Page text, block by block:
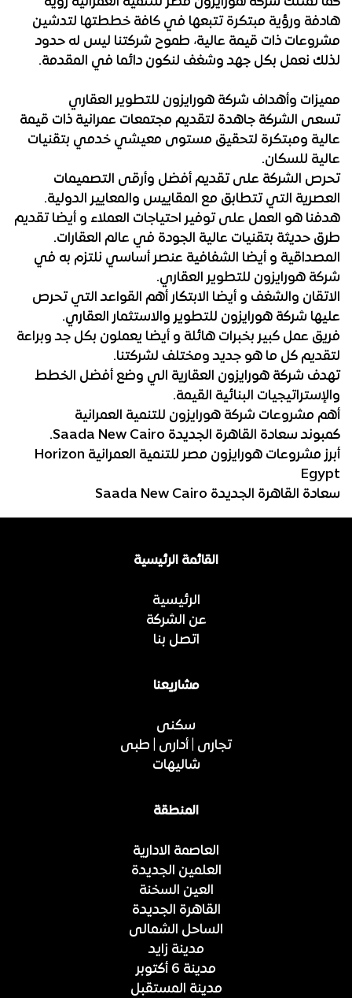
هادفة ورؤية مبتكرة تتبعها في كافة خططتها لتدشين
مشروعات ذات قيمة عالية، طموح شركتنا ليس له حدود
لذلك نعمل بكل جهد وشغف لنكون دائما في المقدمة.
مميزات وأهداف شركة هورايزون للتطوير العقاري
تسعى الشركة جاهدة لتقديم مجتمعات عمرانية ذات قيمة
عالية ومبتكرة لتحقيق مستوى معيشي خدمي بتقنيات
عالية للسكان.
تحرص الشركة على تقديم أفضل وأرقى التصميمات
العصرية التي تتطابق مع المقاييس والمعايير الدولية.
هدفنا هو العمل على توفير احتياجات العملاء و أيضا تقديم
طرق حديثة بتقنيات عالية الجودة في عالم العقارات.
المصداقية و أيضا الشفافية عنصر أساسي نلتزم به في
شركة هورايزون للتطوير العقاري.
الاتقان والشغف و أيضا الابتكار أهم القواعد التي تحرص
عليها شركة هورايزون للتطوير والاستثمار العقاري.
فريق عمل كبير بخبرات هائلة و أيضا يعملون بكل جد وبراعة
لتقديم كل ما هو جديد ومختلف لشركتنا.
تهدف شركة هورايزون العقارية الي وضع أفضل الخطط
والإستراتيجيات البنائية القيمة.
أهم مشروعات شركة هورايزون للتنمية العمرانية
كمبوند سعادة القاهرة الجديدة Saada New Cairo.
أبرز مشروعات هورايزون مصر للتنمية العمرانية Horizon
Egypt
سعادة القاهرة الجديدة Saada New Cairo
القائمة الرئيسية
الرئيسية
عن الشركة
اتصل بنا
مشاريعنا
سكنى
تجارى | أدارى | طبى
شاليهات
المنطقة
العاصمة الادارية
العلمين الجديدة
العين السخنة
القاهرة الجديدة
الساحل الشمالى
مدينة زايد
مدينة 6 أكتوبر
مدينة المستقبل